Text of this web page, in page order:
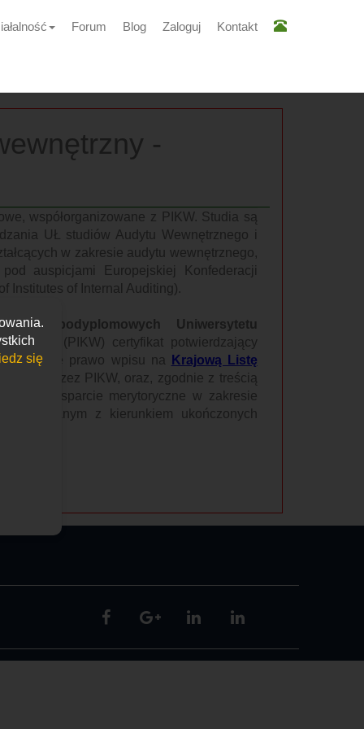
Forum Blog Zaloguj Kontakt
-
współorganizowane z PIKW. Studia są
UŁ studiów Audytu Wewnętrznego i
w zakresie audytu wewnętrznego,
auspicjami Europejskiej Konfederacji
Institutes of Internal Auditing).
podyplomowych Uniwersytetu
(PIKW) certyfikat potwierdzający
, a także prawo wpisu na
Krajową Listę
przez PIKW, oraz, zgodnie z treścią
wsparcie merytoryczne w zakresie
związanym z kierunkiem ukończonych
się